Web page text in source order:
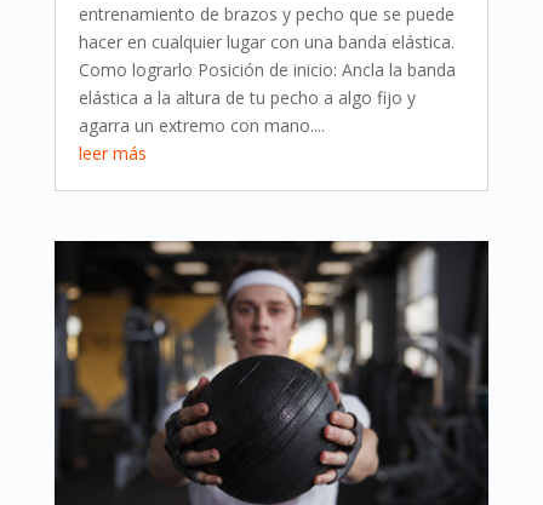
entrenamiento de brazos y pecho que se puede
hacer en cualquier lugar con una banda elástica.
Como lograrlo Posición de inicio: Ancla la banda
elástica a la altura de tu pecho a algo fijo y
agarra un extremo con mano....
leer más